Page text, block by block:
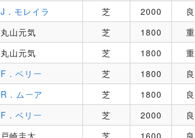
J．モレイラ 芝 2000
良
丸山元気 芝 1800
重
丸山元気 芝 1800
重
F．ベリー 芝 1800
良
R．ムーア 芝 1800
良
F．ベリー 芝 2000
良